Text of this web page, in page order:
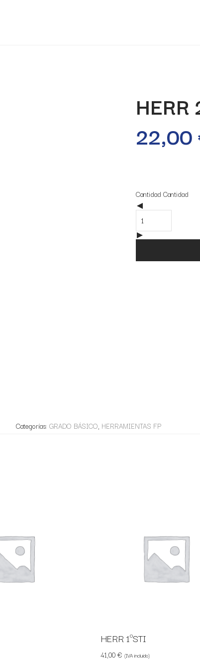
HERR
22,00
Cantidad Cantidad
Categorías: GRADO BÁSICO, HERRAMIENTAS FP
HERR 1ºSTI
41,00€ (IVA incluido)